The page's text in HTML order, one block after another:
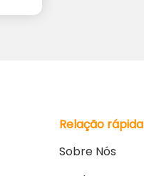
Relação rápida
Sobre Nós